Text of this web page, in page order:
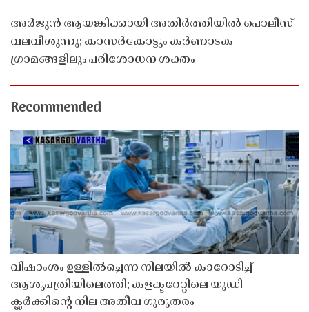
അർജുൻ ആയങ്കിക്കായി അതിർത്തിയിൽ പൊലീസ്
വലവീശുന്നു; കാസർകോട്ടും കർണാടക
ഗ്രാമങ്ങളിലും പരിശോധന ശക്തം
Recommended
വിഷാംശം ഉള്ളിൽച്ചെന്ന നിലയിൽ കാറോടിച്ച്
ആശുപത്രിയിലെത്തി; കളക്ടറേറ്റിലെ യുഡി
ക്ലർക്കിൻ്റെ നില അതീവ ഗുരുതരം